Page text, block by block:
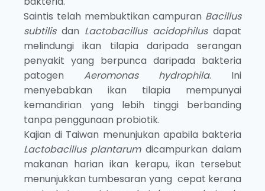
Saintis telah membuktikan campuran Bacillus
subtilisdan Lactobacillus acidophilusdapat
melindungi ikan tilapia daripada serangan
penyakit yang berpunca daripada bakteria
patogen Aeromonas hydrophila. Ini
menyebabkan ikan tilapia mempunyai
kemandirian yang lebih tinggi berbanding
tanpa penggunaan probiotik.
Kajian di Taiwan menunjukan apabila bakteria
Lactobacillus plantarumdicampurkan dalam
makanan harian ikan kerapu, ikan tersebut
menunjukkan tumbesaran yang cepat kerana